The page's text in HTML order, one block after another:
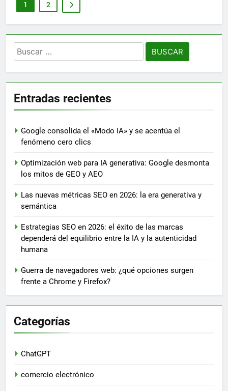
1 2
Buscar:
Entradas recientes
Google consolida el «Modo IA» y se acentúa el
fenómeno cero clics
Optimización web para IA generativa: Google desmonta
los mitos de GEO y AEO
Las nuevas métricas SEO en 2026: la era generativa y
semántica
Estrategias SEO en 2026: el éxito de las marcas
dependerá del equilibrio entre la IA y la autenticidad
humana
Guerra de navegadores web: ¿qué opciones surgen
frente a Chrome y Firefox?
Categorías
ChatGPT
comercio electrónico